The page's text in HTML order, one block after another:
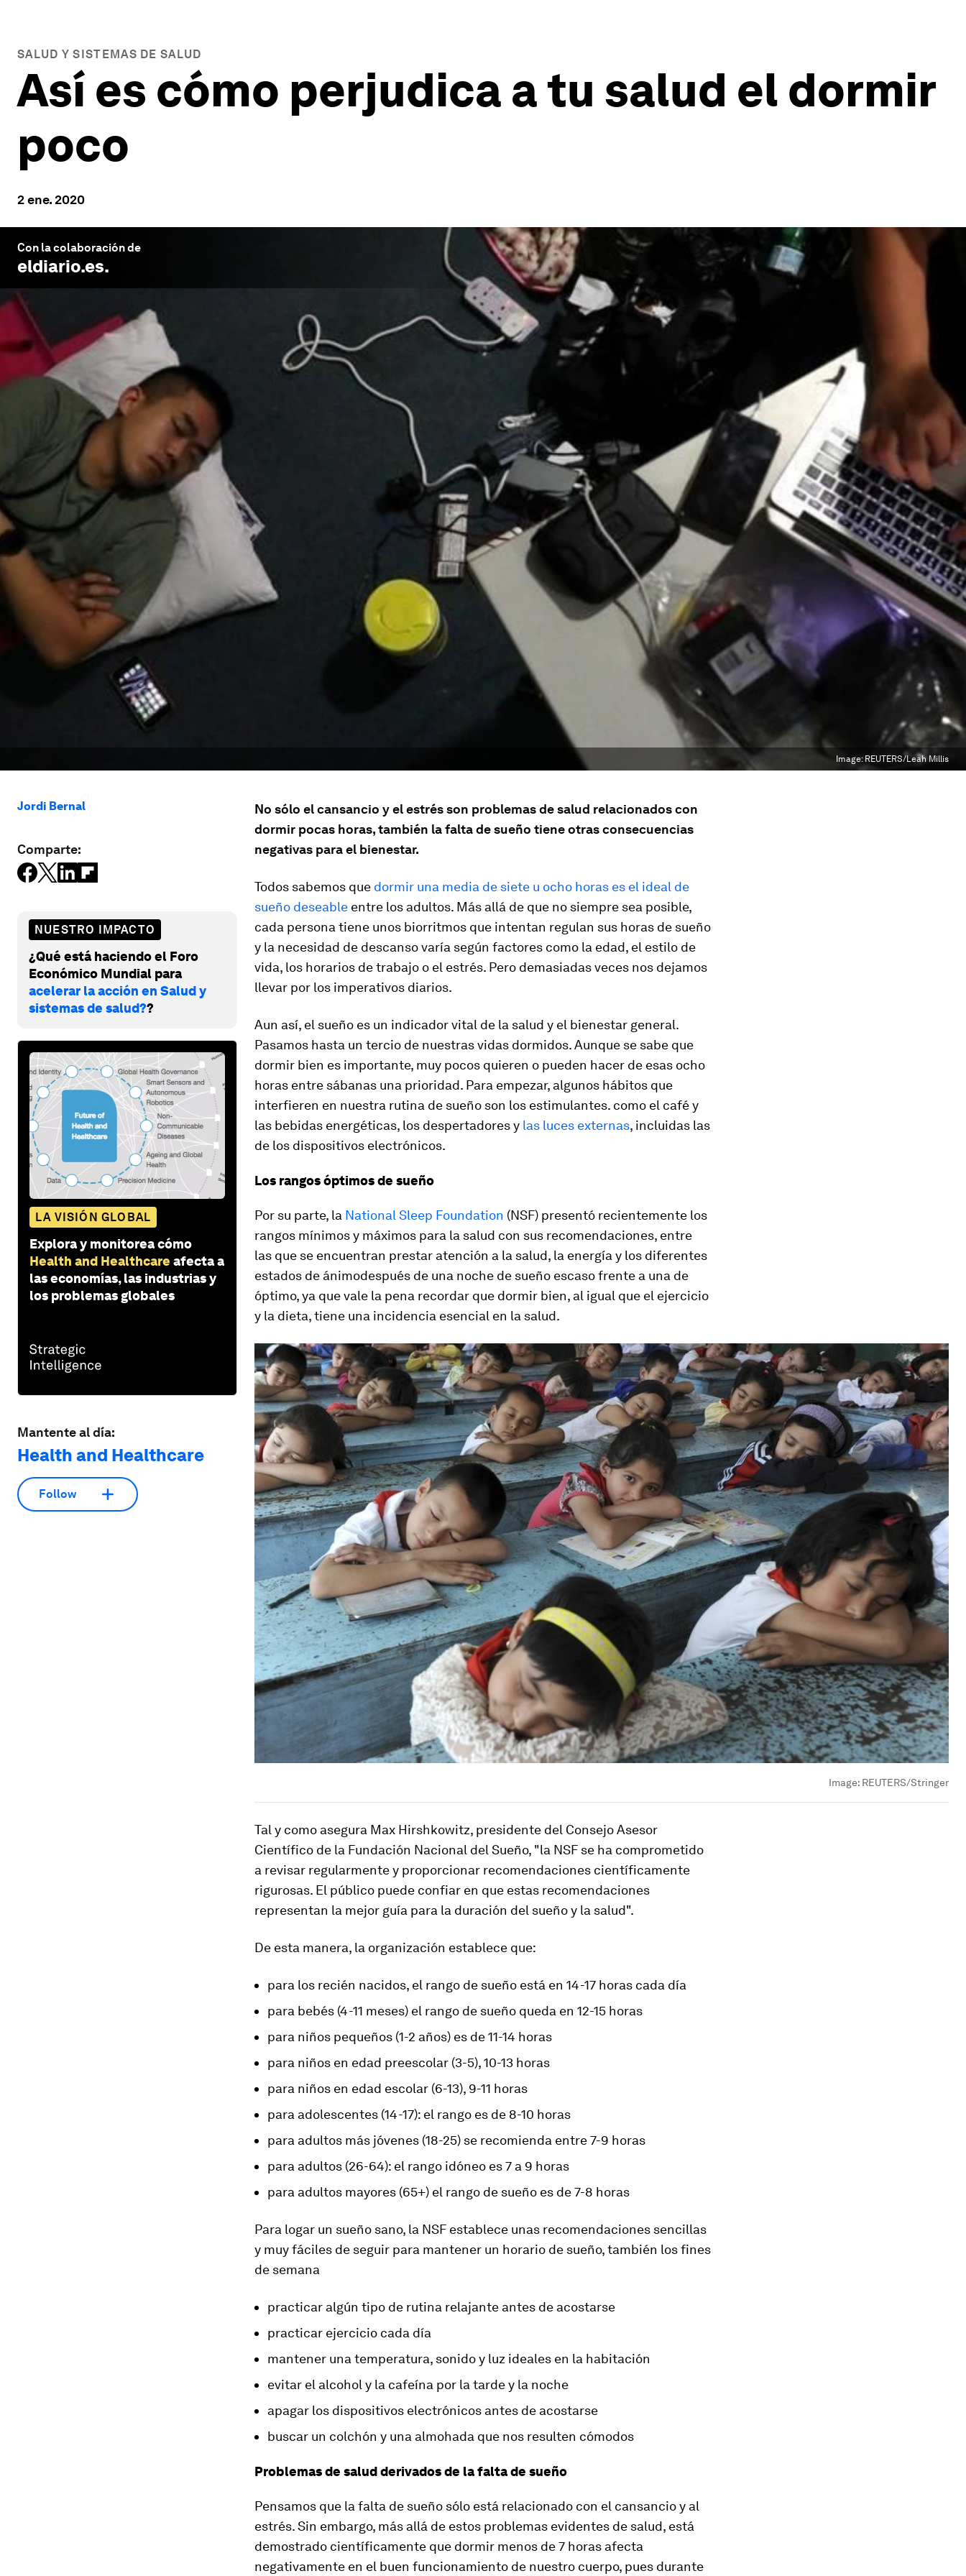
SALUD Y SISTEMAS DE SALUD
Así es cómo perjudica a tu salud el dormir
poco
2 ene. 2020
Con la colaboración de
eldiario.es.
Image: REUTERS/Leah Millis
Jordi Bernal
Comparte:
NUESTRO IMPACTO
¿Qué está haciendo el Foro
Económico Mundial para
acelerar la acción en Salud y
sistemas de salud??
LA VISIÓN GLOBAL
Explora y monitorea cómo
Health and Healthcare afecta a
las economías, las industrias y
los problemas globales
Mantente al día:
Health and Healthcare
Follow
No sólo el cansancio y el estrés son problemas de salud relacionados con
dormir pocas horas, también la falta de sueño tiene otras consecuencias
negativas para el bienestar.
Todos sabemos que dormir una media de siete u ocho horas es el ideal de
sueño deseable entre los adultos. Más allá de que no siempre sea posible,
cada persona tiene unos biorritmos que intentan regulan sus horas de sueño
y la necesidad de descanso varía según factores como la edad, el estilo de
vida, los horarios de trabajo o el estrés. Pero demasiadas veces nos dejamos
llevar por los imperativos diarios.
Aun así, el sueño es un indicador vital de la salud y el bienestar general.
Pasamos hasta un tercio de nuestras vidas dormidos. Aunque se sabe que
dormir bien es importante, muy pocos quieren o pueden hacer de esas ocho
horas entre sábanas una prioridad. Para empezar, algunos hábitos que
interfieren en nuestra rutina de sueño son los estimulantes. como el café y
las bebidas energéticas, los despertadores y las luces externas, incluidas las
de los dispositivos electrónicos.
Los rangos óptimos de sueño
Por su parte, la National Sleep Foundation (NSF) presentó recientemente los
rangos mínimos y máximos para la salud con sus recomendaciones, entre
las que se encuentran prestar atención a la salud, la energía y los diferentes
estados de ánimodespués de una noche de sueño escaso frente a una de
óptimo, ya que vale la pena recordar que dormir bien, al igual que el ejercicio
y la dieta, tiene una incidencia esencial en la salud.
Image: REUTERS/Stringer
Tal y como asegura Max Hirshkowitz, presidente del Consejo Asesor
Científico de la Fundación Nacional del Sueño, "la NSF se ha comprometido
a revisar regularmente y proporcionar recomendaciones científicamente
rigurosas. El público puede confiar en que estas recomendaciones
representan la mejor guía para la duración del sueño y la salud".
De esta manera, la organización establece que:
para los recién nacidos, el rango de sueño está en 14-17 horas cada día
para bebés (4-11 meses) el rango de sueño queda en 12-15 horas
para niños pequeños (1-2 años) es de 11-14 horas
para niños en edad preescolar (3-5), 10-13 horas
para niños en edad escolar (6-13), 9-11 horas
para adolescentes (14-17): el rango es de 8-10 horas
para adultos más jóvenes (18-25) se recomienda entre 7-9 horas
para adultos (26-64): el rango idóneo es 7 a 9 horas
para adultos mayores (65+) el rango de sueño es de 7-8 horas
Para logar un sueño sano, la NSF establece unas recomendaciones sencillas
y muy fáciles de seguir para mantener un horario de sueño, también los fines
de semana
practicar algún tipo de rutina relajante antes de acostarse
practicar ejercicio cada día
mantener una temperatura, sonido y luz ideales en la habitación
evitar el alcohol y la cafeína por la tarde y la noche
apagar los dispositivos electrónicos antes de acostarse
buscar un colchón y una almohada que nos resulten cómodos
Problemas de salud derivados de la falta de sueño
Pensamos que la falta de sueño sólo está relacionado con el cansancio y al
estrés. Sin embargo, más allá de estos problemas evidentes de salud, está
demostrado científicamente que dormir menos de 7 horas afecta
negativamente en el buen funcionamiento de nuestro cuerpo, pues durante